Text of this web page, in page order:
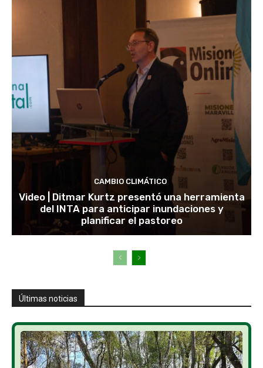
CAMBIO CLIMÁTICO
Video | Ditmar Kurtz presentó una herramienta
del INTA para anticipar inundaciones y
planificar el pastoreo
Últimas noticias